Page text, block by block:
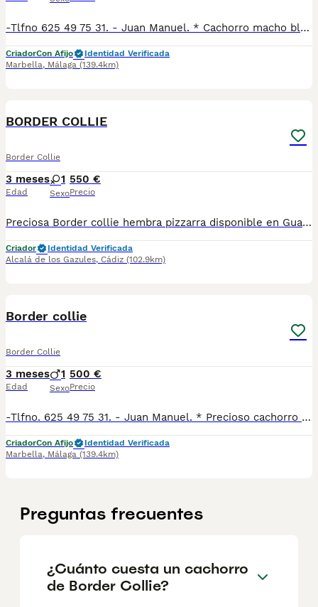
-Tlfno 625 49 75 31. - Juan Manuel. * Cachorro macho blanco y negro disponible. * Se entrega vacunado y desparasitado con la cartilla veterinaria. * Hacemos revisión veterinaria completa con test de Parvo y coronavirus para garantizar que están sanos.
CriadorCon Afijo
Identidad Verificada
Marbella, Málaga (139.4km)
BORDER COLLIE
Border Collie
3 meses
Edad
1
Sexo
550 €
Precio
Preciosa Border collie hembra pizzarra disponible en Guau Gazul. Ubicada en Alcalá de los Gazules, Cádiz. También hacemos envíos. Para más información contacta con nosotros
Criador
Identidad Verificada
Alcalá de los Gazules, Cádiz (102.9km)
Border collie
Border Collie
3 meses
Edad
1
Sexo
500 €
Precio
-Tlfno. 625 49 75 31. - Juan Manuel. * Precioso cachorro bicolor listo para entregar. * Criamos a nuestros cachorros en un ambiente familiar, por lo que tienen sociabilización con niños y con otros. * Llevan vacunas al día según edad y también la desparasitación. * Se entregan con la cartilla veterinaria sellada por el veterinario. .
CriadorCon Afijo
Identidad Verificada
Marbella, Málaga (139.4km)
Preguntas frecuentes
¿Cuánto cuesta un cachorro
de Border Collie?